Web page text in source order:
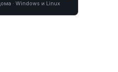
· Windows и Linux